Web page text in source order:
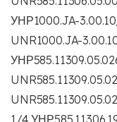
УНР1000.JA-
UNR1000.JA-
1/4